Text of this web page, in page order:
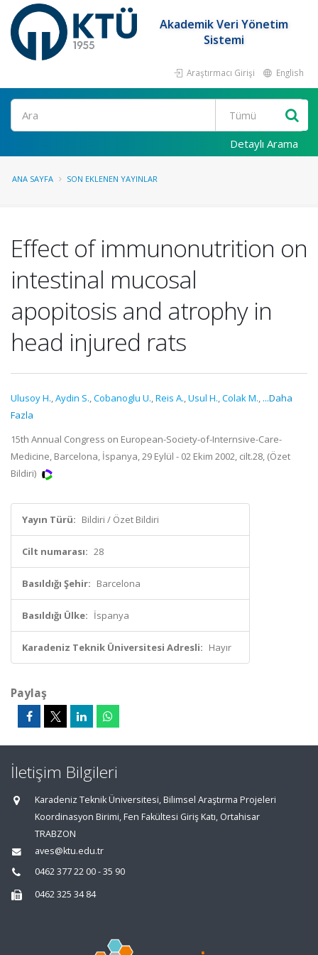
Akademik Veri Yönetim
Sistemi
Araştırmacı Girişi English
Ara
Detaylı Arama
ANA SAYFA SON EKLENEN YAYINLAR
Effect of immunonutrition on
intestinal mucosal
apopitosis and atrophy in
head injured rats
Ulusoy H.,Aydin S.,Cobanoglu U.,Reis A.,Usul H.,Colak M., ...Daha
Fazla
15th Annual Congress on European-Society-of-Internsive-Care-
Medicine, Barcelona, İspanya, 29 Eylül - 02 Ekim 2002, cilt.28, (Özet
Bildiri)
Yayın Türü: Bildiri / Özet Bildiri
Cilt numarası: 28
Basıldığı Şehir: Barcelona
Basıldığı Ülke: İspanya
Karadeniz Teknik Üniversitesi Adresli: Hayır
Paylaş
İletişim Bilgileri
Karadeniz Teknik Üniversitesi, Bilimsel Araştırma Projeleri
Koordinasyon Birimi, Fen Fakültesi Giriş Katı, Ortahisar
TRABZON
aves@ktu.edu.tr
0462 377 22 00 - 35 90
0462 325 34 84